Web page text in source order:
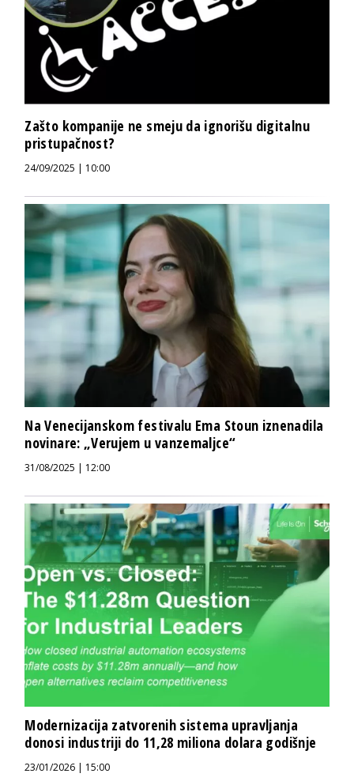
Zašto kompanije ne smeju da ignorišu digitalnu
pristupačnost?
24/09/2025 | 10:00
Na Venecijanskom festivalu Ema Stoun iznenadila
novinare: „Verujem u vanzemaljce“
31/08/2025 | 12:00
Modernizacija zatvorenih sistema upravljanja
donosi industriji do 11,28 miliona dolara godišnje
23/01/2026 | 15:00